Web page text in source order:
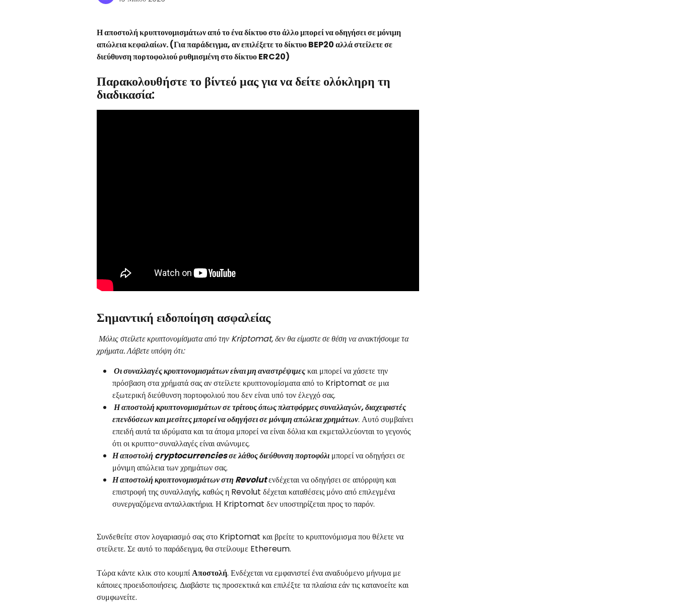
Η αποστολή κρυπτονομισμάτων από το ένα δίκτυο στο άλλο μπορεί να οδηγήσει σε μόνιμη
απώλεια κεφαλαίων. (Για παράδειγμα, αν επιλέξετε το δίκτυο BEP20 αλλά στείλετε σε
διεύθυνση πορτοφολιού ρυθμισμένη στο δίκτυο ERC20)
Παρακολουθήστε το βίντεό μας για να δείτε ολόκληρη τη
διαδικασία:
Σημαντική ειδοποίηση ασφαλείας
χρήματα. Λάβετε υπόψη ότι:
Οι συναλλαγές κρυπτονομισμάτων είναι μη αναστρέψιμες και μπορεί να χάσετε την
πρόσβαση στα χρήματά σας αν στείλετε κρυπτονομίσματα από το Kriptomat σε μια
εξωτερική διεύθυνση πορτοφολιού που δεν είναι υπό τον έλεγχό σας.
επενδύσεων και μεσίτες μπορεί να οδηγήσει σε μόνιμη απώλεια χρημάτων. Αυτό συμβαίνει
επειδή αυτά τα ιδρύματα και τα άτομα μπορεί να είναι δόλια και εκμεταλλεύονται το γεγονός
ότι οι κρυπτο-συναλλαγές είναι ανώνυμες.
Η αποστολή cryptocurrencies σε λάθος διεύθυνση πορτοφόλι μπορεί να οδηγήσει σε
μόνιμη απώλεια των χρημάτων σας.
Η αποστολή κρυπτονομισμάτων στη Revolut ενδέχεται να οδηγήσει σε απόρριψη και
επιστροφή της συναλλαγής, καθώς η Revolut δέχεται καταθέσεις μόνο από επιλεγμένα
συνεργαζόμενα ανταλλακτήρια. Η Kriptomat δεν υποστηρίζεται προς το παρόν.
Συνδεθείτε στον λογαριασμό σας στο Kriptomat και βρείτε το κρυπτονόμισμα που θέλετε να
στείλετε. Σε αυτό το παράδειγμα, θα στείλουμε Ethereum.
Τώρα κάντε κλικ στο κουμπί Αποστολή. Ενδέχεται να εμφανιστεί ένα αναδυόμενο μήνυμα με
κάποιες προειδοποιήσεις. Διαβάστε τις προσεκτικά και επιλέξτε τα πλαίσια εάν τις κατανοείτε και
συμφωνείτε.